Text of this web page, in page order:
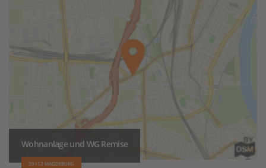
Wohnanlage und WG Remise
39112 MAGDEBURG